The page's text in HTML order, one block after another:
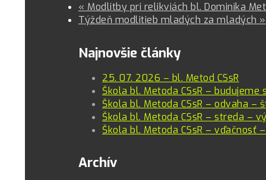
« Modlitby pri relikviách bl. Dominika
Týždeň modlitieb mladých za mladých »
Najnovšie články
25. 07. 2026 – bl. Metod CSsR
Škola bl. Metoda CSsR –
Škola bl. Metoda CSsR – odvaha –
Škola bl. Metoda CSsR – streda –
Škola bl. Metoda CSsR – vďačnosť
Archív